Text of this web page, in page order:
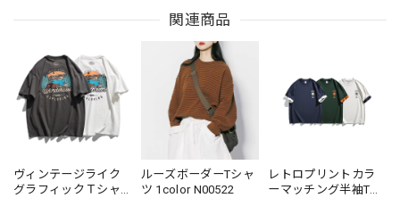
関連商品
ヴィンテージライク
グラフィックＴシャ
ルーズボーダーTシャ
ツ 1color N00522
レトロプリントカラ
ーマッチング半袖Tシ